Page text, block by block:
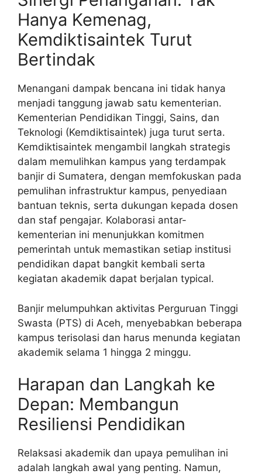
Hanya Kemenag,
Kemdiktisaintek Turut
Bertindak
Menangani dampak bencana ini tidak hanya
menjadi tanggung jawab satu kementerian.
Kementerian Pendidikan Tinggi, Sains, dan
Teknologi (Kemdiktisaintek) juga turut serta.
Kemdiktisaintek mengambil langkah strategis
dalam memulihkan kampus yang terdampak
banjir di Sumatera, dengan memfokuskan pada
pemulihan infrastruktur kampus, penyediaan
bantuan teknis, serta dukungan kepada dosen
dan staf pengajar. Kolaborasi antar-
kementerian ini menunjukkan komitmen
pemerintah untuk memastikan setiap institusi
pendidikan dapat bangkit kembali serta
kegiatan akademik dapat berjalan typical.
Banjir melumpuhkan aktivitas Perguruan Tinggi
Swasta (PTS) di Aceh, menyebabkan beberapa
kampus terisolasi dan harus menunda kegiatan
akademik selama 1 hingga 2 minggu.
Harapan dan Langkah ke
Depan: Membangun
Resiliensi Pendidikan
Relaksasi akademik dan upaya pemulihan ini
adalah langkah awal yang penting. Namun,